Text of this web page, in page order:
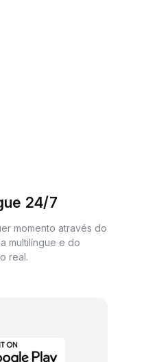
24/7
momento através do
multilíngue e do
real.